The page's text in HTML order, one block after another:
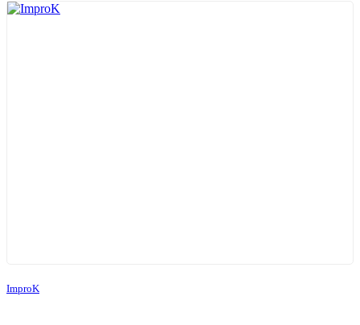
ImproK